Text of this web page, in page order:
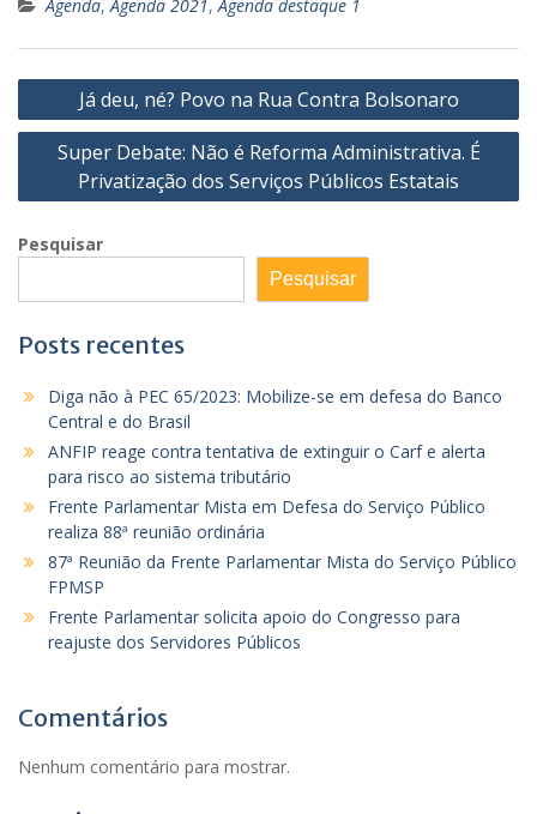
Agenda,Agenda 2021,Agenda destaque 1
Navegação
de
Post
Já deu, né? Povo na Rua Contra Bolsonaro
Super Debate: Não é Reforma Administrativa. É
Privatização dos Serviços Públicos Estatais
Pesquisar
Pesquisar
Posts recentes
Diga não à PEC 65/2023: Mobilize-se em defesa do Banco
Central e do Brasil
ANFIP reage contra tentativa de extinguir o Carf e alerta
para risco ao sistema tributário
Frente Parlamentar Mista em Defesa do Serviço Público
realiza 88ª reunião ordinária
87ª Reunião da Frente Parlamentar Mista do Serviço Público
FPMSP
Frente Parlamentar solicita apoio do Congresso para
reajuste dos Servidores Públicos
Comentários
Nenhum comentário para mostrar.